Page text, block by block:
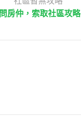
問房仲，索取社區攻略